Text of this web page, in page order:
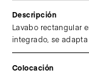
Descripción
Lavabo rectangular
integrado, se
Colocación